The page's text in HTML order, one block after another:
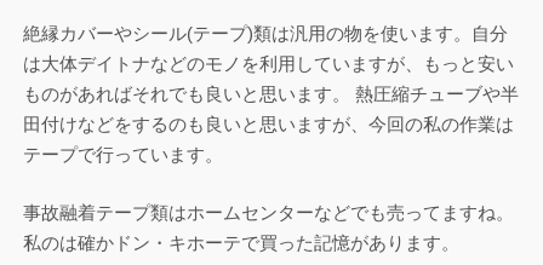
絶縁カバーやシール(テープ)類は汎用の物を使います。自分
は大体デイトナなどのモノを利用していますが、もっと安い
ものがあればそれでも良いと思います。 熱圧縮チューブや半
田付けなどをするのも良いと思いますが、今回の私の作業は
テープで行っています。
事故融着テープ類はホームセンターなどでも売ってますね。
私のは確かドン・キホーテで買った記憶があります。